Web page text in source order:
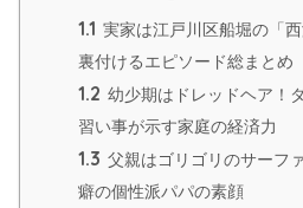
1.1 実家は江戸川区船堀の「
裏付けるエピソード総まとめ
1.2 幼少期はドレッドヘア！
習い事が示す家庭の経済力
1.3 父親はゴリゴリのサーフ
癖の個性派パパの素顔